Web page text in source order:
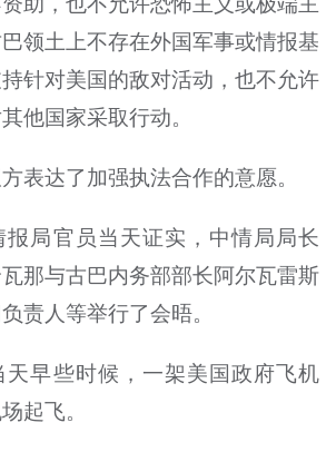
领土上不存在外国军事或情报基
针对美国的敌对活动，也不允许
他国家采取行动。
表达了加强执法合作的意愿。
报局官员当天证实，中情局局长
那与古巴内务部部长阿尔瓦雷斯
责人等举行了会晤。
天早些时候，一架美国政府飞机
起飞。